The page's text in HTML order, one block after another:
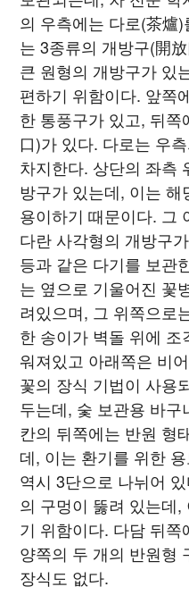
의 우측에는 다로(茶爐
는 3종류의 개방구(開
큰 원형의 개방구가 있
편하기 위함이다. 앞쪽
한 통풍구가 있고, 뒤
口)가 있다. 다로는 우
차지한다. 상단의 좌측
방구가 있는데, 이는
용이하기 때문이다. 그
다란 사각형의 개방구
등과 같은 다기를 보관
는 옆으로 기울어진 꽃
려있으며, 그 위쪽으로
한 송이가 벽돌 위에
워져있고 아래쪽은 비
꽃의 장식 기법이 사용
두는데, 숯 보관용 바
칸의 뒤쪽에는 반원 형
데, 이는 환기를 위한
역시 3단으로 나뉘어
의 구멍이 뚫려 있는데
기 위함이다. 다담 뒤
양쪽의 두 개의 반원형
장식도 없다.